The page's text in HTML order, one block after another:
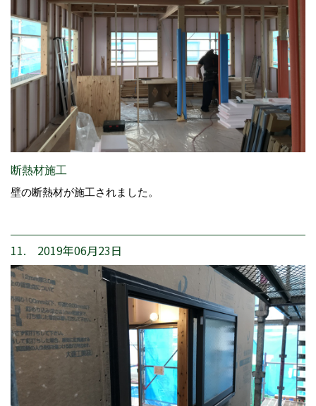
断熱材施工
壁の断熱材が施工されました。
11. 2019年06月23日